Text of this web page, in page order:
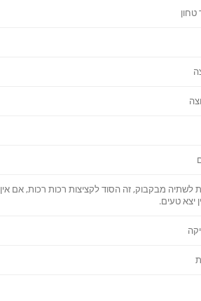
לשתיה מבקבוק, זה הסוד לקציצות רכות רכות, אם אין
יצא טעים.